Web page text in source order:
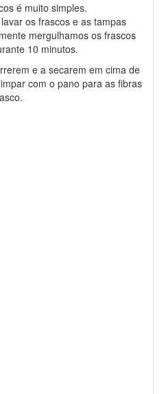
é muito simples.
os frascos e as tampas
mergulhamos os frascos
10 minutos.
e a secarem em cima de
com o pano para as fibras